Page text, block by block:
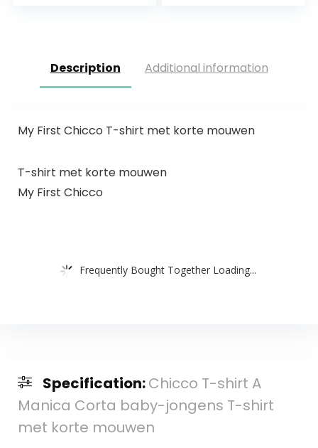
Description Additional information
My First Chicco T-shirt met korte mouwen
T-shirt met korte mouwen
My First Chicco
Frequently Bought Together Loading...
Specification:Chicco T-shirt A
Manica Corta baby-jongens T-shirt
met korte mouwen